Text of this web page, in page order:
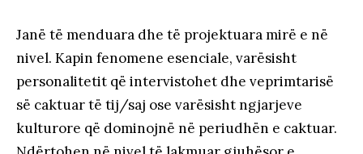
Janë të menduara dhe të projektuara mirë e në
nivel. Kapin fenomene esenciale, varësisht
personalitetit që intervistohet dhe veprimtarisë
së caktuar të tij/saj ose varësisht ngjarjeve
kulturore që dominojnë në periudhën e caktuar.